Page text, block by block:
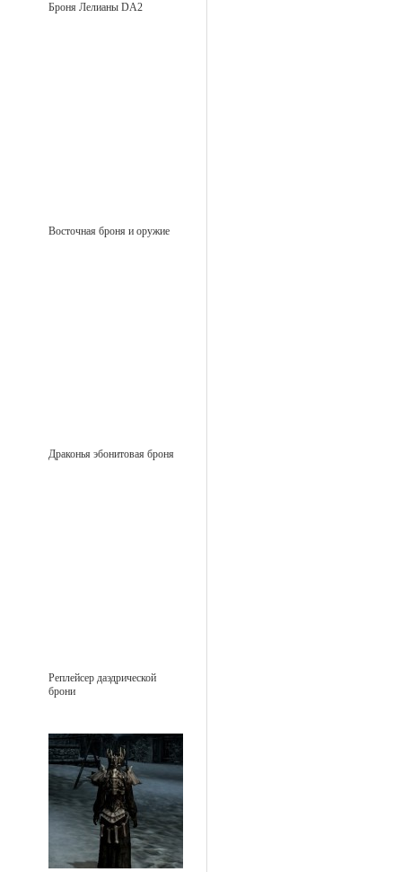
Броня Лелианы DA2
Восточная броня и оружие
Драконья эбонитовая броня
Реплейсер даэдрической
брони